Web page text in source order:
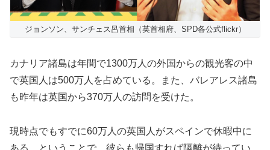
ジョンソン、サンチェス呂首相（英首相府、SPD各公式flickr）
カナリア諸島は年間で1300万人の外国からの観光客の中
で英国人は500万人を占めている。また、バレアレス諸島
も昨年は英国から370万人の訪問を受けた。
現時点でもすでに60万人の英国人がスペインで休暇中に
ある。ということで、彼らも帰国すれば隔離が待ってい